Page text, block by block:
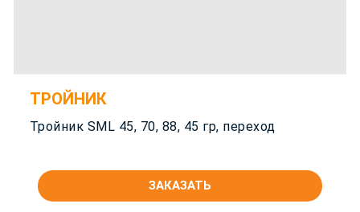
ТРОЙНИК
Тройник SML 45, 70, 88, 45 гр, переход
ЗАКАЗАТЬ